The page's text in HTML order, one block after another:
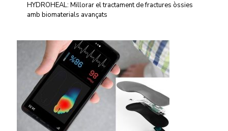
HYDROHEAL: Millorar el tractament de fractures òssies
amb biomaterials avançats